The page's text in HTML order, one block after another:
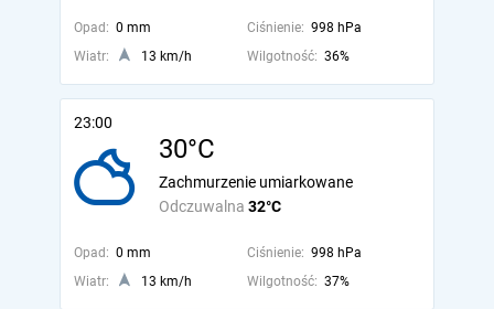
Opad: 0 mm Ciśnienie: 998 hPa
Wiatr:
13 km/h Wilgotność: 36%
23:00
30°C
Odczuwalna 32°C
Zachmurzenie umiarkowane
Opad: 0 mm Ciśnienie: 998 hPa
Wiatr:
13 km/h Wilgotność: 37%